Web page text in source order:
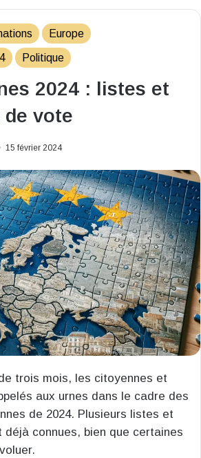
Europe
Politique
2024 : listes et
vote
15 février 2024
trois mois, les citoyennes et
aux urnes dans le cadre des
de 2024. Plusieurs listes et
connues, bien que certaines